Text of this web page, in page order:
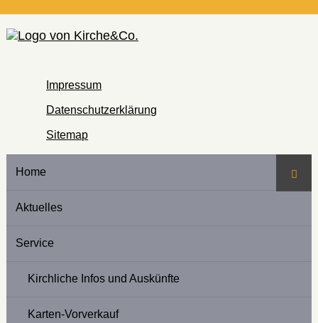
Impressum
Datenschutzerklärung
Sitemap
Home
Aktuelles
Service
Kirchliche Infos und Auskünfte
Karten-Vorverkauf